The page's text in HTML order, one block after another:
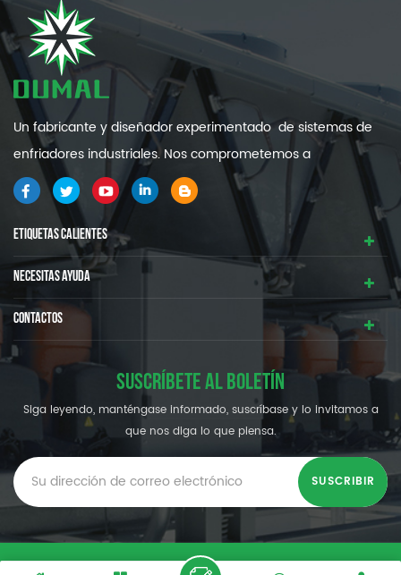
Un fabricante y diseñador experimentado de sistemas de
enfriadores industriales. Nos comprometemos a
proporcionarle sistemas de refrigeración industrial de alta
calidad y eficiencia .
ETIQUETAS CALIENTES
NECESITAS AYUDA
CONTACTOS
SUSCRÍBETE AL BOLETÍN
Siga leyendo, manténgase informado, suscríbase y lo invitamos a
que nos diga lo que piensa.
© SHENZHEN OUMAL REFRIGERATION MACHINERY CO.,LTD.